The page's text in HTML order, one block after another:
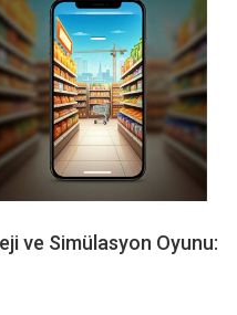
ve Simülasyon Oyunu: